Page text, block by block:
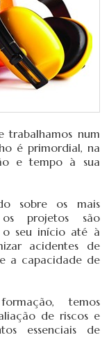
trabalhamos num
é primordial, na
e tempo à sua
sobre os mais
projetos são
o seu início até à
acidentes de
a capacidade de
temos
de riscos e
essenciais de